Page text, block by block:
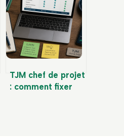
sécuriser votre
gestion et
optimiser vos
impôts
TJM chef de projet
: comment fixer